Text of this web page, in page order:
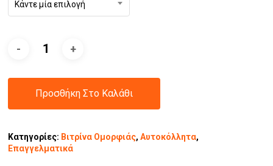
Κάντε μία επιλογή
Προσθήκη Στο Καλάθι
Κατηγορίες: Βιτρίνα Ομορφιάς,Αυτοκόλλητα,
Επαγγελματικά